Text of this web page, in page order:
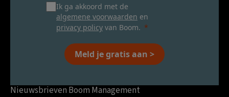
Ik ga akkoord met de
algemene voorwaarden en
privacy policy van Boom.
Meld je gratis aan >
Nieuwsbrieven Boom Management